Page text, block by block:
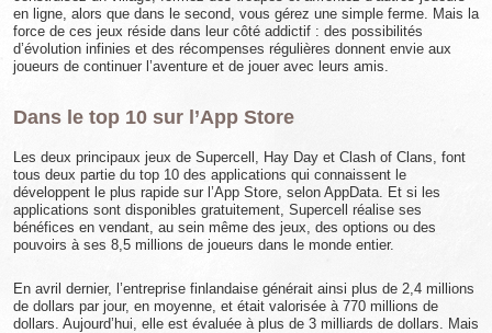
en ligne, alors que dans le second, vous gérez une simple ferme. Mais la
force de ces jeux réside dans leur côté addictif : des possibilités
d’évolution infinies et des récompenses régulières donnent envie aux
joueurs de continuer l’aventure et de jouer avec leurs amis.
Dans le top 10 sur l’App Store
Les deux principaux jeux de Supercell, Hay Day et Clash of Clans, font
tous deux partie du top 10 des applications qui connaissent le
développent le plus rapide sur l’App Store, selon AppData. Et si les
applications sont disponibles gratuitement, Supercell réalise ses
bénéfices en vendant, au sein même des jeux, des options ou des
pouvoirs à ses 8,5 millions de joueurs dans le monde entier.
En avril dernier, l’entreprise finlandaise générait ainsi plus de 2,4 millions
de dollars par jour, en moyenne, et était valorisée à 770 millions de
dollars. Aujourd’hui, elle est évaluée à plus de 3 milliards de dollars. Mais